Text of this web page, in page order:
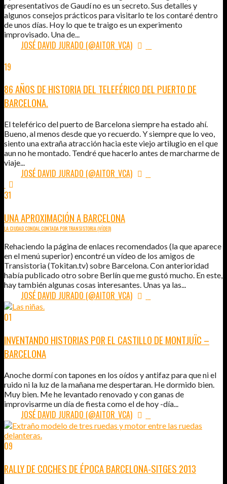
representativos de Gaudí no es un secreto. Sus detalles y
algunos consejos prácticos para visitarlo te los contaré dentro
de unos días. Hoy lo que te traigo es un experimento
improvisado. Una de...
JOSÉ DAVID JURADO (@AITOR_VCA)
19
86 AÑOS DE HISTORIA DEL TELEFÉRICO DEL PUERTO DE
BARCELONA.
El teleférico del puerto de Barcelona siempre ha estado ahí.
Bueno, al menos desde que yo recuerdo. Y siempre que lo veo,
siento una extraña atracción hacia este viejo artilugio en el que
aun no he montado. Tendré que hacerlo antes de marcharme de
viaje...
JOSÉ DAVID JURADO (@AITOR_VCA)
31
UNA APROXIMACIÓN A BARCELONA
LA CIUDAD CONDAL CONTADA POR TRANSISTORIA (VÍDEO)
Rehaciendo la página de enlaces recomendados (la que aparece
en el menú superior) encontré un vídeo de los amigos de
Transistoria (Tokitan.tv) sobre Barcelona. Con anterioridad
había publicado otro sobre Berlín que me gustó mucho. En este,
hay también algunas cosas interesantes. Unas ya las...
JOSÉ DAVID JURADO (@AITOR_VCA)
01
INVENTANDO HISTORIAS POR EL CASTILLO DE MONTJUÏC –
BARCELONA
Anoche dormí con tapones en los oídos y antifaz para que ni el
ruido ni la luz de la mañana me despertaran. He dormido bien.
Muy bien. Me he levantado renovado y con ganas de
improvisarme un día de fiesta como el de hoy -día...
JOSÉ DAVID JURADO (@AITOR_VCA)
09
RALLY DE COCHES DE ÉPOCA BARCELONA-SITGES 2013